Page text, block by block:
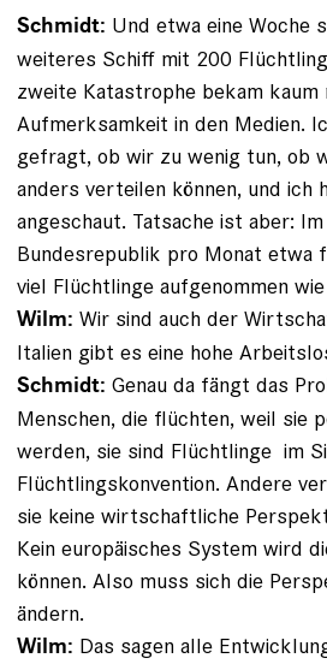
Schmidt: Und etwa eine Woche
weiteres Schiff mit 200
zweite Katastrophe bekam kaum
Aufmerksamkeit in den Medien.
gefragt, ob wir zu wenig tun, ob
anders verteilen können, und ich
angeschaut. Tatsache ist aber:
Bundesrepublik pro Monat etwa
viel Flüchtlinge aufgenommen
Wilm: Wir sind auch der
Italien gibt es eine hohe
Schmidt: Genau da fängt das
Menschen, die flüchten, weil sie
werden, sie sind Flüchtlinge im
Flüchtlingskonvention. Andere
sie keine wirtschaftliche
Kein europäisches System wird
können. ­Also muss sich die
ändern.
Wilm: Das sagen alle